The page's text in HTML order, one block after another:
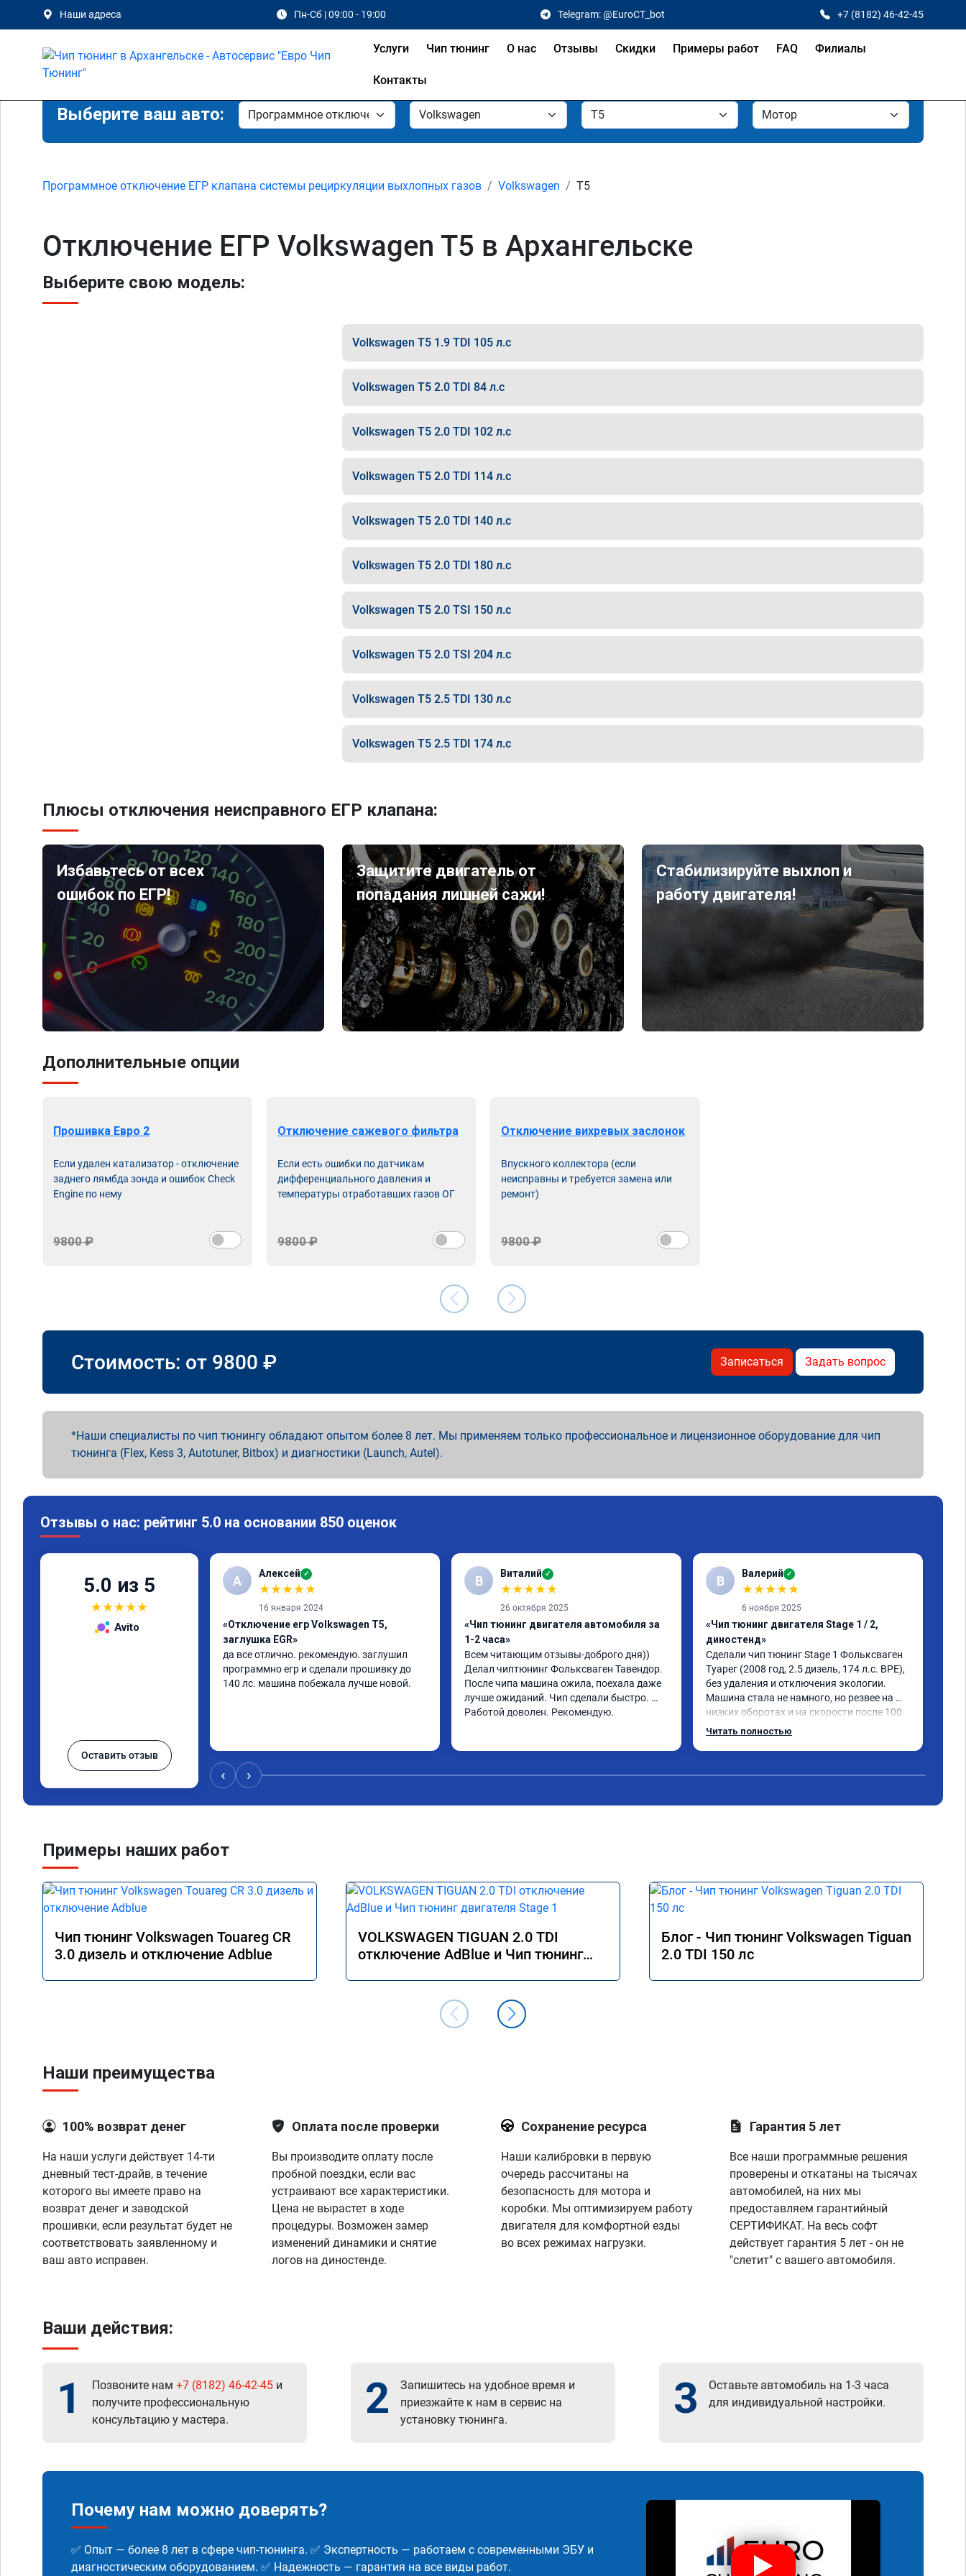
Наши адреса Пн-Сб | 09:00 - 19:00 Telegram: @EuroCT_bot +7 (8182) 46-42-45
Услуги Чип тюнинг О нас Отзывы Скидки Примеры работ FAQ Филиалы
Контакты
Выберите ваш авто:
Программное отключение ЕГР клапана системы рециркуляции выхлопных газов Volkswagen T5
Отключение ЕГР Volkswagen T5 в Архангельске
Выберите свою модель:
Volkswagen T5 1.9 TDI 105 л.с
Volkswagen T5 2.0 TDI 84 л.с
Volkswagen T5 2.0 TDI 102 л.с
Volkswagen T5 2.0 TDI 114 л.с
Volkswagen T5 2.0 TDI 140 л.с
Volkswagen T5 2.0 TDI 180 л.с
Volkswagen T5 2.0 TSI 150 л.с
Volkswagen T5 2.0 TSI 204 л.с
Volkswagen T5 2.5 TDI 130 л.с
Volkswagen T5 2.5 TDI 174 л.с
Плюсы отключения неисправного ЕГР клапана:
Избавьтесь от всех
ошибок по ЕГР!
Защитите двигатель от
попадания лишней сажи!
Стабилизируйте выхлоп и
работу двигателя!
Дополнительные опции
Прошивка Евро 2
Если удален катализатор - отключение
заднего лямбда зонда и ошибок Check
Engine по нему
9800 ₽
Отключение сажевого фильтра
Если есть ошибки по датчикам
дифференциального давления и
температуры отработавших газов ОГ
9800 ₽
Отключение вихревых заслонок
Впускного коллектора (если
неисправны и требуется замена или
ремонт)
9800 ₽
Стоимость: от 9800 ₽ Записаться Задать вопрос
Наши специалисты по чип тюнингу обладают опытом более 8 лет. Мы применяем только профессиональное и лицензионное оборудование для чип
тюнинга (Flex, Kess 3, Autotuner, Bitbox) и диагностики (Launch, Autel).
Отзывы о нас: рейтинг 5.0 на основании 850 оценок
5.0 из 5
★★★★★
Avito
Оставить отзыв
А Алексей ✓
★★★★★
16 января 2024
«Отключение егр Volkswagen T5,
заглушка EGR»
да все отлично. рекомендую. заглушил
программно егр и сделали прошивку до
140 лс. машина побежала лучше новой.
В Виталий ✓
★★★★★
26 октября 2025
«Чип тюнинг двигателя автомобиля за
1-2 часа»
Всем читающим отзывы-доброго дня))
Делал чиптюнинг Фольксваген Тавендор.
После чипа машина ожила, поехала даже
лучше ожиданий. Чип сделали быстро.
Работой доволен. Рекомендую.
В Валерий ✓
★★★★★
6 ноября 2025
«Чип тюнинг двигателя Stage 1 / 2,
диностенд»
Сделали чип тюнинг Stage 1 Фольксваген
Туарег (2008 год, 2.5 дизель, 174 л.с. BPE),
без удаления и отключения экологии.
Машина стала не намного, но резвее на
низких оборотах и на скорости после 100
км/ч при обгонах.
Читать полностью
‹ ›
Примеры наших работ
Чип тюнинг Volkswagen Touareg CR
3.0 дизель и отключение Adblue
VOLKSWAGEN TIGUAN 2.0 TDI
отключение AdBlue и Чип тюнинг
Блог - Чип тюнинг Volkswagen Tiguan
2.0 TDI 150 лс
Наши преимущества
100% возврат денег
На наши услуги действует 14-ти
дневный тест-драйв, в течение
которого вы имеете право на
возврат денег и заводской
прошивки, если результат будет не
соответствовать заявленному и
ваш авто исправен.
Оплата после проверки
Вы производите оплату после
пробной поездки, если вас
устраивают все характеристики.
Цена не вырастет в ходе
процедуры. Возможен замер
изменений динамики и снятие
логов на диностенде.
Сохранение ресурса
Наши калибровки в первую
очередь рассчитаны на
безопасность для мотора и
коробки. Мы оптимизируем работу
двигателя для комфортной езды
во всех режимах нагрузки.
Гарантия 5 лет
Все наши программные решения
проверены и откатаны на тысячах
автомобилей, на них мы
предоставляем гарантийный
СЕРТИФИКАТ. На весь софт
действует гарантия 5 лет - он не
"слетит" с вашего автомобиля.
Ваши действия:
1 Позвоните нам +7 (8182) 46-42-45 и
получите профессиональную
консультацию у мастера.
2
Запишитесь на удобное время и
приезжайте к нам в сервис на
установку тюнинга.
3
Оставьте автомобиль на 1-3 часа
для индивидуальной настройки.
Почему нам можно доверять?
✅ Опыт — более 8 лет в сфере чип-тюнинга. ✅ Экспертность — работаем с современными ЭБУ и
диагностическим оборудованием. ✅ Надежность — гарантия на все виды работ.